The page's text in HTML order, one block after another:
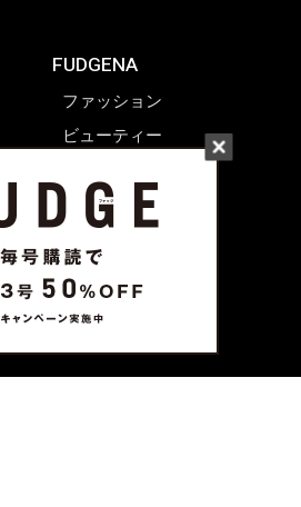
FUDGENA
ファッション
ビューティー
ライフスタイル